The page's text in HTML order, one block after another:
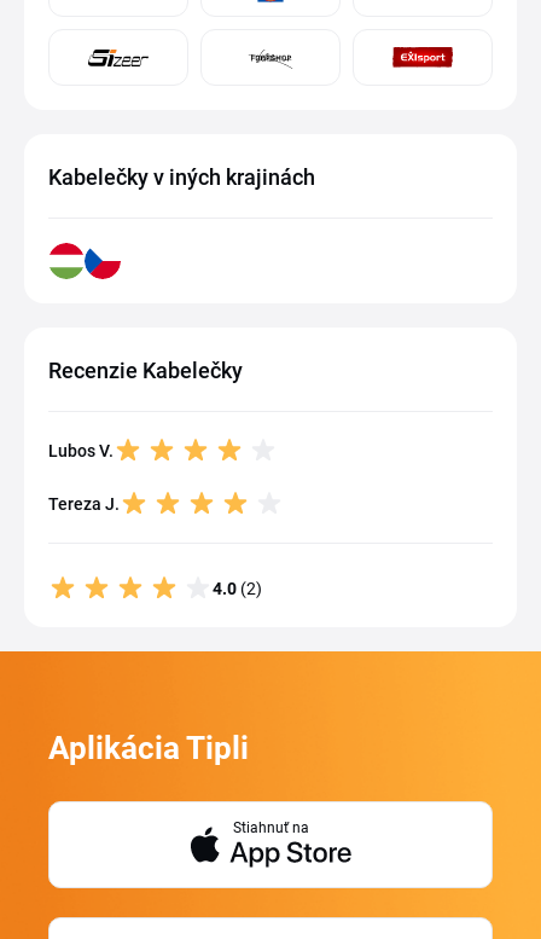
Kabelečky v iných krajinách
Recenzie Kabelečky
Lubos V.
Tereza J.
4.0 (2)
Aplikácia Tipli
Stiahnuť na